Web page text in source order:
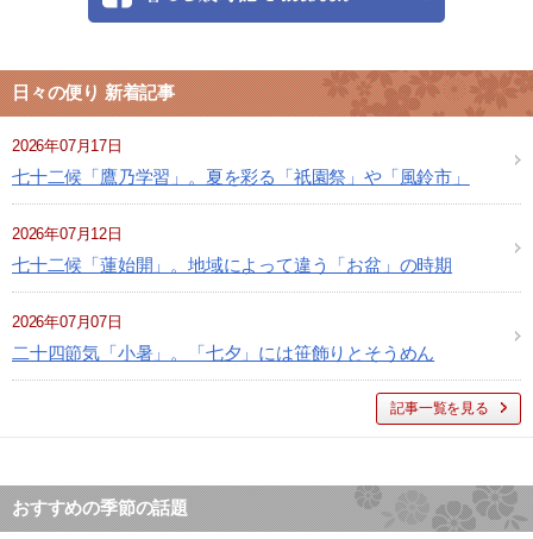
日々の便り 新着記事
2026年07月17日
七十二候「鷹乃学習」。夏を彩る「祇園祭」や「風鈴市」
2026年07月12日
七十二候「蓮始開」。地域によって違う「お盆」の時期
2026年07月07日
二十四節気「小暑」。「七夕」には笹飾りとそうめん
記事一覧を見る
おすすめの季節の話題